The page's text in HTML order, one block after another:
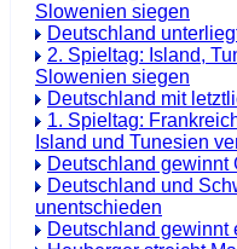
Slowenien siegen
Deutschland
2. Spieltag: Island,
Slowenien siegen
Deutschland mit
1. Spieltag:
Island und Tunesien
Deutschland gewinnt
Deutschland und
unentschieden
Deutschland gewinnt